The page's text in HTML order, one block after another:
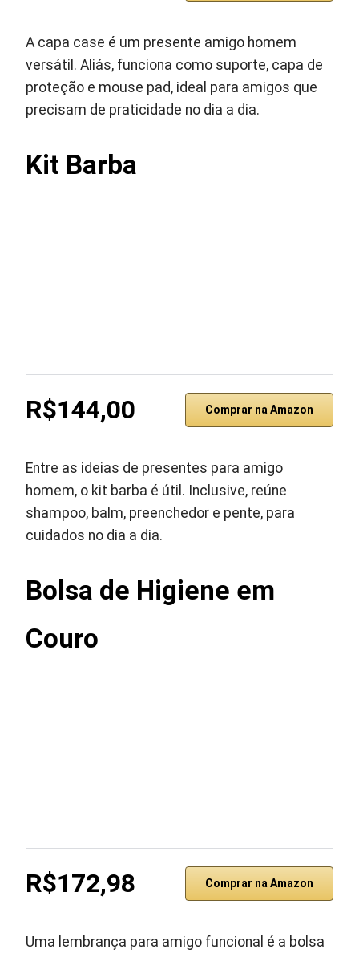
A capa case é um presente amigo homem
versátil. Aliás, funciona como suporte, capa de
proteção e mouse pad, ideal para amigos que
precisam de praticidade no dia a dia.
Kit Barba
R$144,00 Comprar na Amazon
Entre as ideias de presentes para amigo
homem, o kit barba é útil. Inclusive, reúne
shampoo, balm, preenchedor e pente, para
cuidados no dia a dia.
Bolsa de Higiene em
Couro
R$172,98 Comprar na Amazon
Uma lembrança para amigo funcional é a bolsa